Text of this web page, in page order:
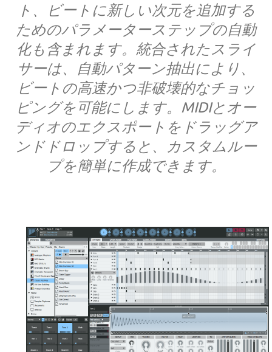
ト、ビートに新しい次元を追加する
ためのパラメーターステップの自動
化も含まれます。統合されたスライ
サーは、自動パターン抽出により、
ビートの高速かつ非破壊的なチョッ
ピングを可能にします。MIDIとオー
ディオのエクスポートをドラッグア
ンドドロップすると、カスタムルー
プを簡単に作成できます。